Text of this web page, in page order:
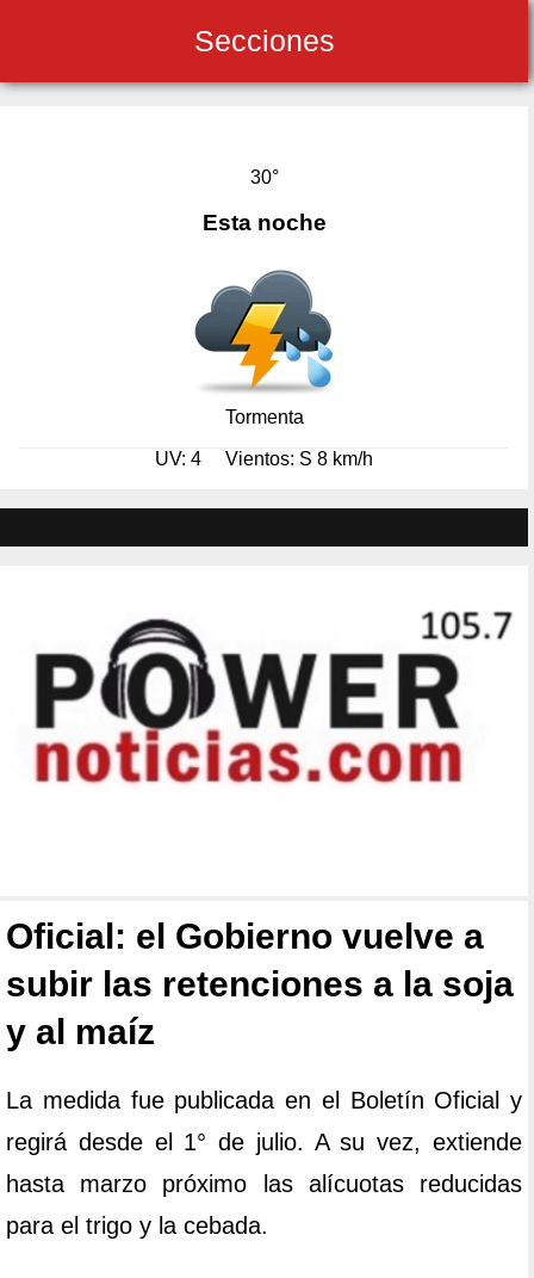
Secciones
30°
Esta noche
Tormenta
UV: 4 Vientos: S 8 km/h
Oficial: el Gobierno vuelve a
subir las retenciones a la soja
y al maíz
La medida fue publicada en el Boletín Oficial y
regirá desde el 1° de julio. A su vez, extiende
hasta marzo próximo las alícuotas reducidas
para el trigo y la cebada.